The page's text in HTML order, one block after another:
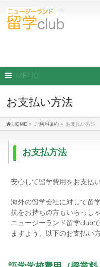
MENU
お支払い方法
HOME » ご利用規約 » お支払い方法
お支払方法
安心して留学費用をお支払
海外の留学会社に対して留
抗をお持ちの方もいらっし
ニュージーランド留学club
ますよう、以下のお支払い